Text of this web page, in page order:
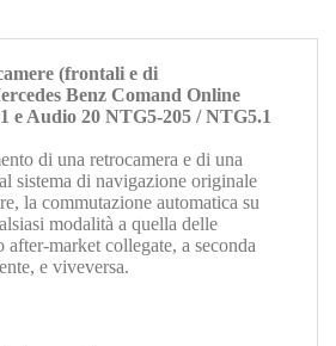
(frontali e di
Benz Comand Online
e Audio 20 NTG5-205 / NTG5.1
di una retrocamera e di una
sistema di navigazione originale
la commutazione automatica su
modalità a quella delle
market collegate, a seconda
e viveversa.